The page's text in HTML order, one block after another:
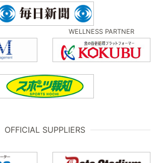
WELLNESS PARTNER
OFFICIAL SUPPLIERS